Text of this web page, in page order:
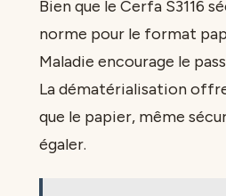
Bien que le Cerfa S3116
norme pour le format
Maladie encourage le
La dématérialisation
que le papier, même
égaler.